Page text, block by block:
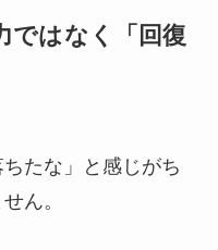
ではなく「回復
たな」と感じがち
ん。